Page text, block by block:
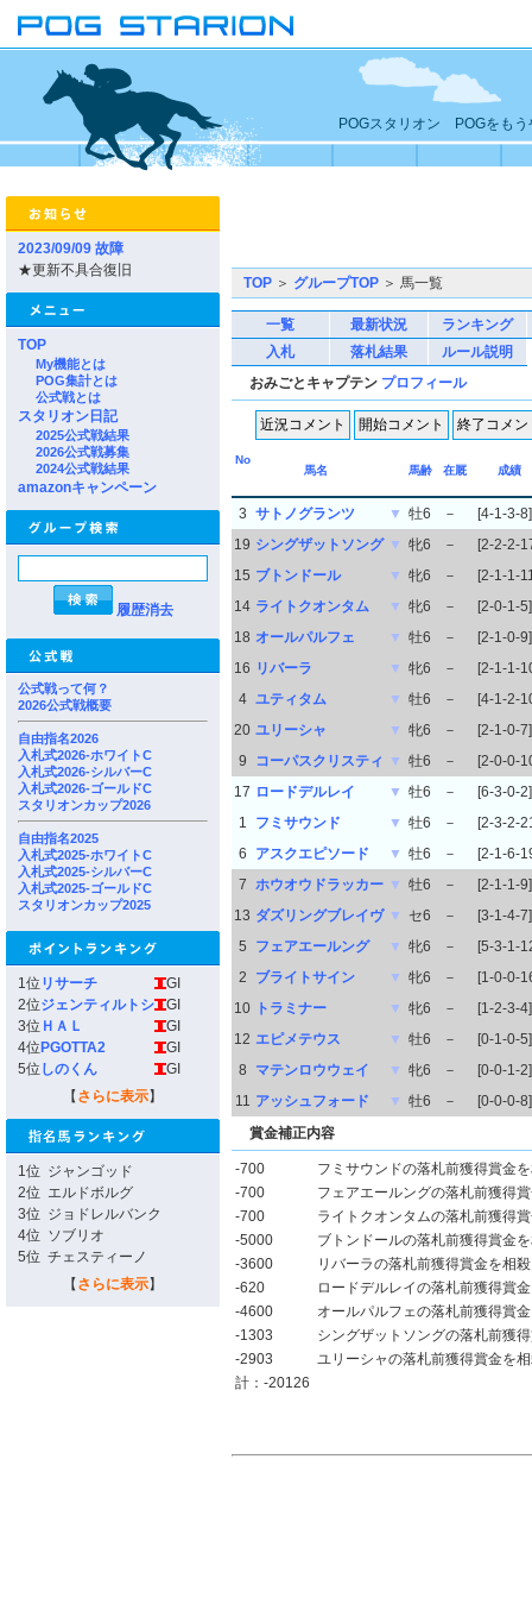
POGスタリオン POGをもう
2023/09/09 故障
★更新不具合復旧
TOP
My機能とは
POG集計とは
公式戦とは
スタリオン日記
2025公式戦結果
2026公式戦募集
2024公式戦結果
amazonキャンペーン
履歴消去
公式戦って何？
2026公式戦概要
自由指名2026
入札式2026-ホワイトC
入札式2026-シルバーC
入札式2026-ゴールドC
スタリオンカップ2026
自由指名2025
入札式2025-ホワイトC
入札式2025-シルバーC
入札式2025-ゴールドC
スタリオンカップ2025
1位 リサーチ
GI
2位ジェンティルトシ
GI
3位 ＨＡＬ
GI
4位 PGOTTA2
GI
5位 しのくん
GI
【 さらに表示】
1位 ジャンゴッド
2位 エルドボルグ
3位 ジョドレルバンク
4位 ソブリオ
5位 チェスティーノ
【 さらに表示】
TOP ＞ グループTOP ＞ 馬一覧
一覧 最新状況
ランキング
入札
落札結果
ルール説明
おみごとキャプテン プロフィール
No
馬名
馬齢 在厩 成績
3 サトノグランツ ▼ 牡6 －
[4-1-3-8]
19 シングザットソング ▼ 牝6 －
[2-2-2-
15 ブトンドール ▼ 牝6 －
[2-1-1-
14 ライトクオンタム ▼ 牝6 －
[2-0-1-5]
18 オールパルフェ ▼ 牡6 －
[2-1-0-9]
16 リバーラ ▼ 牝6 －
[2-1-1-
4 ユティタム ▼ 牡6 －
[4-1-2-
20 ユリーシャ ▼ 牝6 －
[2-1-0-7]
9
コーパスクリスティ ▼ 牡6 －
[2-0-0-
17 ロードデルレイ ▼ 牡6 －
[6-3-0-2]
1
フミサウンド ▼ 牡6 －
[2-3-2-
6
アスクエピソード ▼ 牡6 －
[2-1-6-
7 ホウオウドラッカー ▼ 牡6 －
[2-1-1-9]
13 ダズリングブレイヴ ▼ セ6 －
[3-1-4-7]
5
フェアエールング ▼ 牝6 －
[5-3-1-
2
ブライトサイン ▼ 牝6 －
[1-0-0-
10
トラミナー ▼ 牝6 －
[1-2-3-4]
12 エピメテウス ▼ 牡6 －
[0-1-0-5]
8
マテンロウウェイ ▼ 牝6 －
[0-0-1-2]
11 アッシュフォード ▼ 牡6 －
[0-0-0-8]
賞金補正内容
-700
フミサウンドの落札前獲得賞金
-700
フェアエールングの落札前獲得
-700
ライトクオンタムの落札前獲得
-5000
ブトンドールの落札前獲得賞金
-3600
リバーラの落札前獲得賞金を相殺
-620
ロードデルレイの落札前獲得賞
-4600
オールパルフェの落札前獲得賞
-1303
シングザットソングの落札前獲
-2903
ユリーシャの落札前獲得賞金を
計：-20126